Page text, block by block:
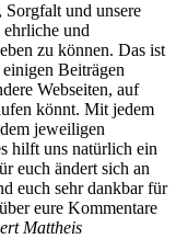
und unsere
und
zu können. Das ist
Beiträgen
Webseiten, auf
könnt. Mit jedem
jeweiligen
hilft uns natürlich ein
euch ändert sich an
euch sehr dankbar für
eure Kommentare
Mattheis